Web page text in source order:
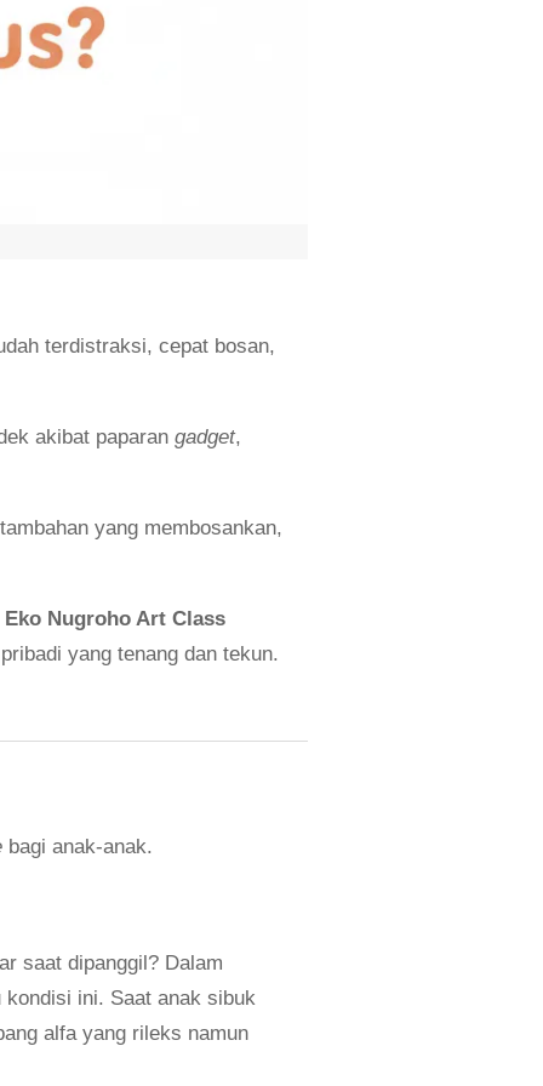
terdistraksi, cepat bosan,
akibat paparangadget,
yang membosankan,
Eko Nugroho Art Class
yang tenang dan tekun.
bagi anak-anak.
saat dipanggil? Dalam
ini. Saat anak sibuk
alfa yang rileks namun